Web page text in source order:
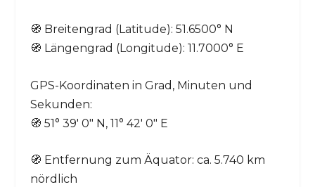
🧭 Breitengrad (Latitude): 51.6500° N
🧭 Längengrad (Longitude): 11.7000° E
GPS-Koordinaten in Grad, Minuten und
Sekunden:
🧭 51° 39′ 0″ N, 11° 42′ 0″ E
🧭 Entfernung zum Äquator: ca. 5.740 km
nördlich